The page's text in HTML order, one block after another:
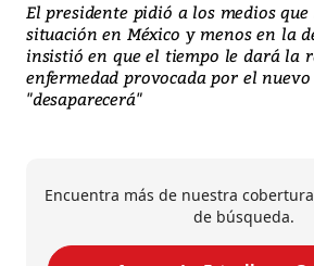
El presidente pidió a los medios
situación en México y menos en la
insistió en que el tiempo le dará la
enfermedad provocada por el
"desaparecerá"
Encuentra más de nuestra
de búsqueda.